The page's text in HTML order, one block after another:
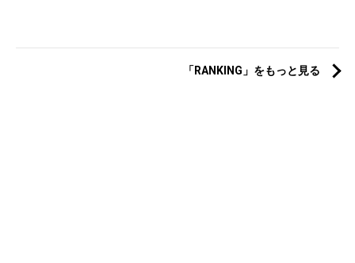
「RANKING」をもっと見る